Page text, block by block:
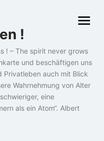
!
! – The spirit never grows
und beschäftigen uns
Privatleben auch mit Blick
Wahrnehmung von Alter
eine
als ein Atom“. Albert
open